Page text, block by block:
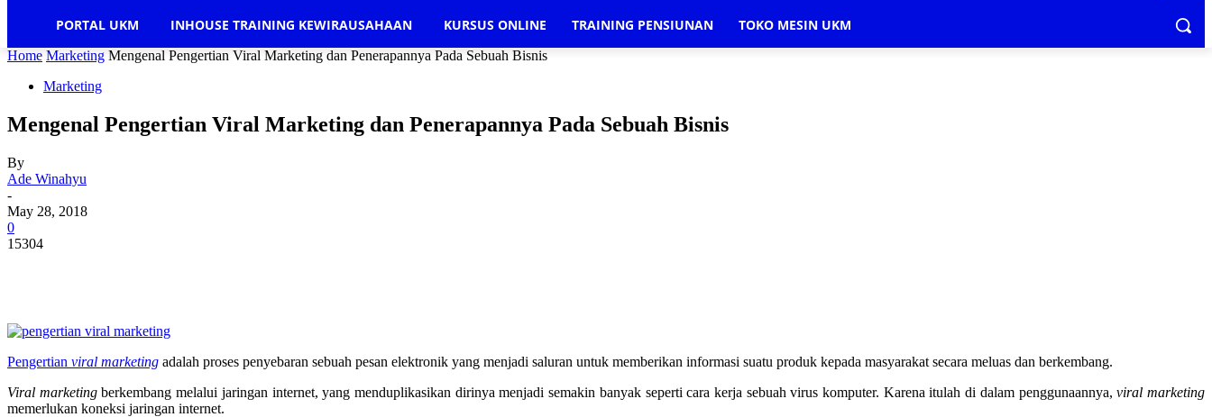
PORTAL UKM INHOUSE TRAINING KEWIRAUSAHAAN KURSUS ONLINE TRAINING PENSIUNAN TOKO MESIN UKM
Home Marketing Mengenal Pengertian Viral Marketing dan Penerapannya Pada Sebuah Bisnis
Marketing
Mengenal Pengertian Viral Marketing dan Penerapannya Pada Sebuah Bisnis
By
Ade Winahyu
-
May 28, 2018
0
15304
Pengertian viral marketing adalah proses penyebaran sebuah pesan elektronik yang menjadi saluran untuk memberikan informasi suatu produk kepada masyarakat secara meluas dan berkembang.
Viral marketingberkembang melalui jaringan internet, yang menduplikasikan dirinya menjadi semakin banyak seperti cara kerja sebuah virus komputer. Karena itulah di dalam penggunaannya,viral marketing
memerlukan koneksi jaringan internet.